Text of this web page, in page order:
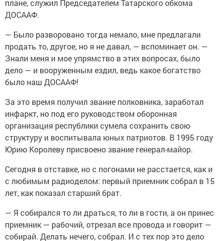
плане, служил Председателем Татарского обкома
ДОСААФ.
— Было разворовано тогда немало, мне предлагали
продать то, другое, но я не давал, — вспоминает он. —
Знали меня и мое упрямство в этих вопросах, было
дело — и вооруженным ездил, ведь какое богатство
было наш ДОСААФ!
За это время получил звание полковника, заработал
инфаркт, но под его руководством оборонная
организация республики сумела сохранить свою
структуру и воспитывала юных патриотов. В 1995 году
Юрию Королеву присвоено звание генерал-майор.
Сегодня в отставке, но с погонами не расстается, как и
с любимым радиоделом: первый приемник собрал в 15
лет, как показал старший брат.
— Я собирался то ли драться, то ли в гости, а он принес
приемник — рабочий, отрезал все провода и говорит —
собирай. Делать нечего, собрал. И с тех пор это дело